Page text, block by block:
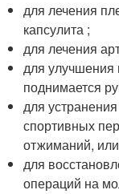
для лечения
капсулита ;
для лечения
для улучшения
поднимается
для
спортивных
отжиманий,
для
операций на